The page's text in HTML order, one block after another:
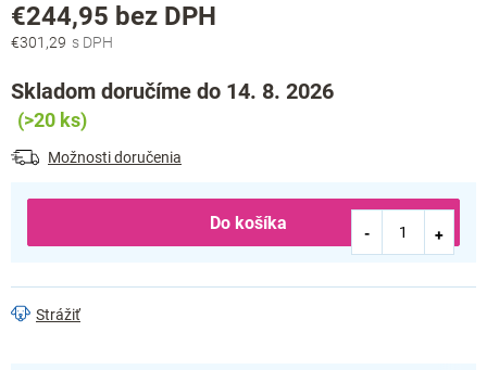
€301,29
€244,95 bez DPH
Jednotková
Skladom doručíme do 14. 8. 2026
(>20 ks)
Možnosti doručenia
Do košíka
Strážiť